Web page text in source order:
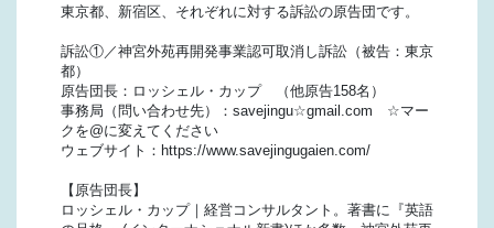
東京都、新宿区、それぞれに対する訴訟の原告団です。
訴訟①／神宮外苑再開発事業認可取消し訴訟（被告：東京
都）
原告団長：ロッシェル・カップ （他原告158名）
事務局（問い合わせ先）：savejingu☆gmail.com ☆マー
クを@に変えてください
ウェブサイト：https://www.savejingugaien.com/
【原告団長】
ロッシェル・カップ｜経営コンサルタント。著書に『英語